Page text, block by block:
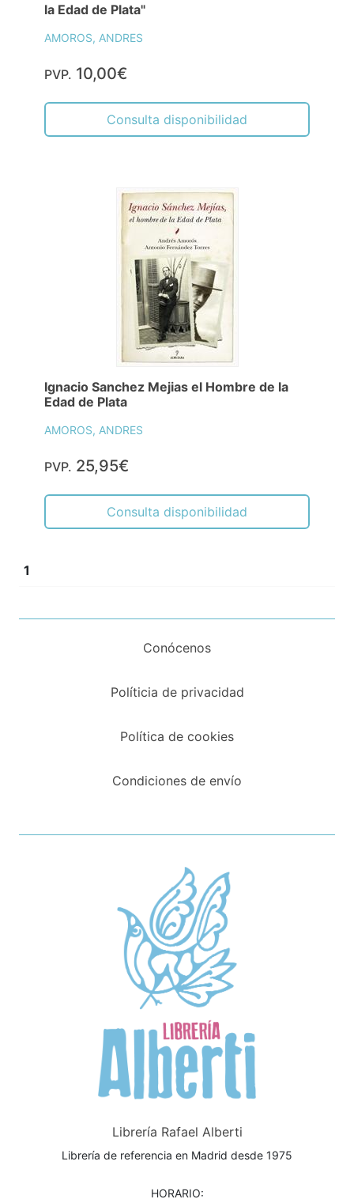
la Edad de Plata"
AMOROS, ANDRES
PVP. 10,00€
Consulta disponibilidad
Ignacio Sanchez Mejias el Hombre de la
Edad de Plata
AMOROS, ANDRES
PVP. 25,95€
Consulta disponibilidad
1
Conócenos
Políticia de privacidad
Política de cookies
Condiciones de envío
Librería Rafael Alberti
Librería de referencia en Madrid desde 1975
HORARIO: